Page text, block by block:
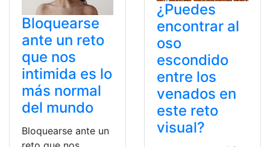
Bloquearse
ante un reto
que nos
intimida es lo
más normal
del mundo
Bloquearse ante un
¿Puedes
encontrar al
oso
escondido
entre los
venados en
este reto
visual?